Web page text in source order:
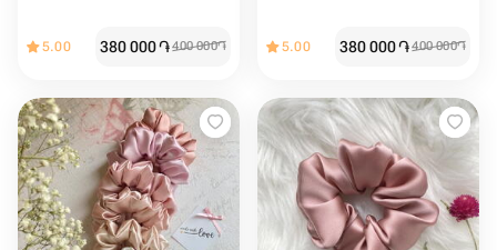
5.00 380 000֏400 000֏ 5.00 380 000֏400 000֏